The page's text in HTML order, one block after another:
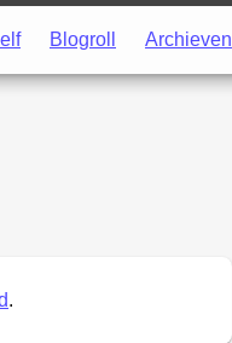
Blogroll Archieven
.